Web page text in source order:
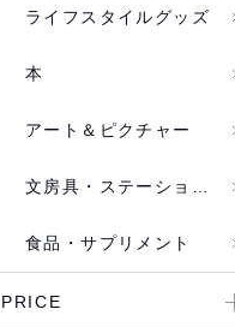
ライフスタイルグッズ
本
アート＆ピクチャー
文房具・ステーショナリー
食品・サプリメント
PRICE